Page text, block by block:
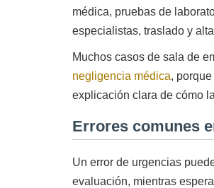
médica, pruebas de
especialistas, traslado y
Muchos casos de sala de
negligencia médica,
explicación clara de cómo
Errores comunes
Un error de urgencias
evaluación, mientras